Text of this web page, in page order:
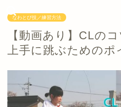
なわとび技／練習方法
【動画あり】CLの
上手に跳ぶためのポ